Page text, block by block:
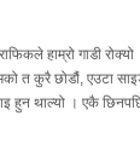
हाम्रो गाडी
त कुरै छोडौं, एउटा
हुन थाल्यो । एकै